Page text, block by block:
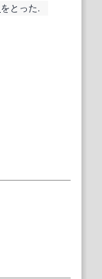
をとった.